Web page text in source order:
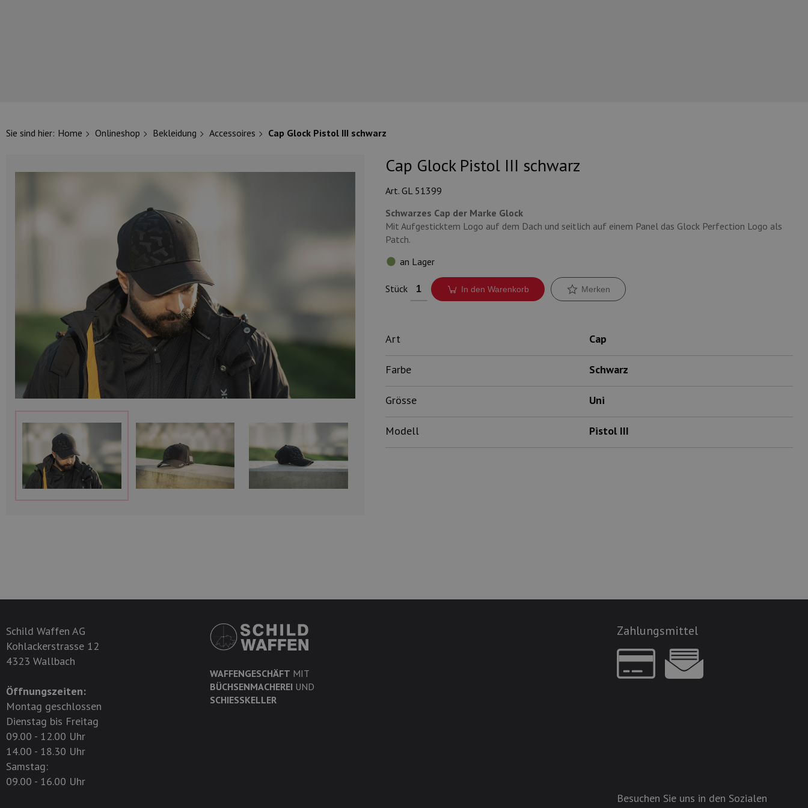
Sie sind hier: Home Onlineshop Bekleidung Accessoires Cap Glock Pistol III schwarz
Cap Glock Pistol III schwarz
Art. GL 51399
Schwarzes Cap der Marke Glock
Mit Aufgesticktem Logo auf dem Dach und seitlich auf einem Panel das Glock Perfection Logo als
Patch.
an Lager
Stück In den Warenkorb Merken
Art Cap
Farbe Schwarz
Grösse Uni
Modell Pistol III
Schild Waffen AG
Kohlackerstrasse 12
4323 Wallbach
Öffnungszeiten:
Montag geschlossen
Dienstag bis Freitag
09.00 - 12.00 Uhr
14.00 - 18.30 Uhr
Samstag:
09.00 - 16.00 Uhr
WAFFENGESCHÄFT MIT
BÜCHSENMACHEREI UND
SCHIESSKELLER
Zahlungsmittel
Besuchen Sie uns in den Sozialen
Lampen und Zubehör